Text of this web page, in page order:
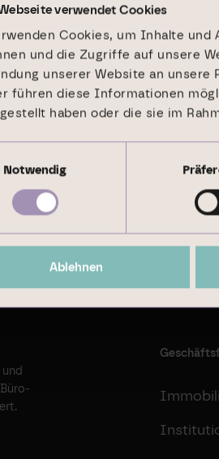
verwendet Cookies
Cookies, um Inhalte und
und die Zugriffe auf unsere
unserer Website an unsere
führen diese Informationen
haben oder die sie im
Notwendig
Ablehnen
2024